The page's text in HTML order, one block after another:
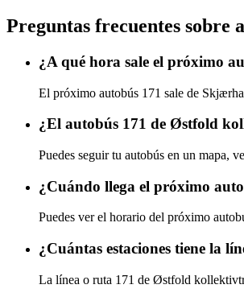
Preguntas frecuentes
¿A qué hora sale el próximo
El próximo autobús 171 sale de
¿El autobús 171 de Østfold
Puedes seguir tu autobús en un mapa,
¿Cuándo llega el próximo
Puedes ver el horario del próximo
¿Cuántas estaciones tiene la
La línea o ruta 171 de Østfold